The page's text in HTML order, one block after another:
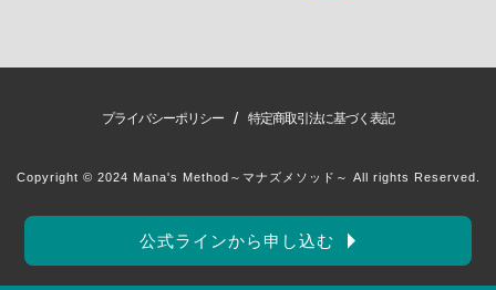
プライバシーポリシー / 特定商取引法に基づく表記
Copyright © 2024 Mana's Method～マナズメソッド～ All rights Reserved.
公式ラインから申し込む